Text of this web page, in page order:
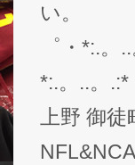
い。
゜・*:.
*:.。..。.:*
上野 御